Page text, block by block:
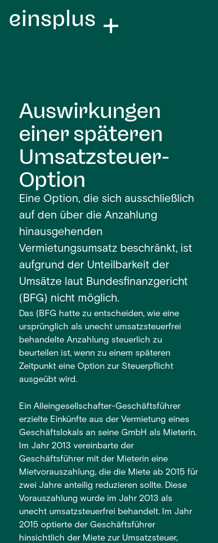
Auswirkungen
einer späteren
Umsatzsteuer-
Option
Eine Option, die sich ausschließlich
auf den über die Anzahlung
hinausgehenden
Vermietungsumsatz beschränkt, ist
aufgrund der Unteilbarkeit der
Umsätze laut Bundesfinanzgericht
(BFG) nicht möglich.
Das (BFG hatte zu entscheiden, wie eine
ursprünglich als unecht umsatzsteuerfrei
behandelte Anzahlung steuerlich zu
beurteilen ist, wenn zu einem späteren
Zeitpunkt eine Option zur Steuerpflicht
ausgeübt wird.
Ein Alleingesellschafter-Geschäftsführer
erzielte Einkünfte aus der Vermietung eines
Geschäftslokals an seine GmbH als Mieterin.
Im Jahr 2013 vereinbarte der
Geschäftsführer mit der Mieterin eine
Mietvorauszahlung, die die Miete ab 2015 für
zwei Jahre anteilig reduzieren sollte. Diese
Vorauszahlung wurde im Jahr 2013 als
unecht umsatzsteuerfrei behandelt. Im Jahr
2015 optierte der Geschäftsführer
hinsichtlich der Miete zur Umsatzsteuer,